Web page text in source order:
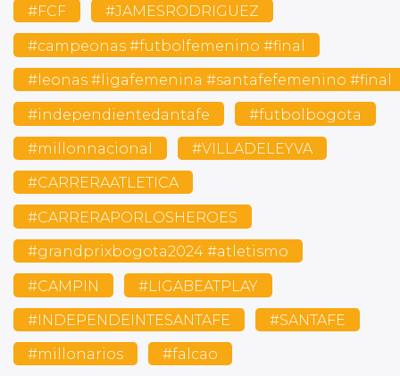
#FCF #JAMESRODRIGUEZ
#campeonas #futbolfemenino #final
#leonas #ligafemenina #santafefemenino #final
#independientedantafe #futbolbogota
#millonnacional #VILLADELEYVA
#CARRERAATLETICA
#CARRERAPORLOSHEROES
#grandprixbogota2024 #atletismo
#CAMPIN #LIGABEATPLAY
#INDEPENDEINTESANTAFE #SANTAFE
#millonarios #falcao